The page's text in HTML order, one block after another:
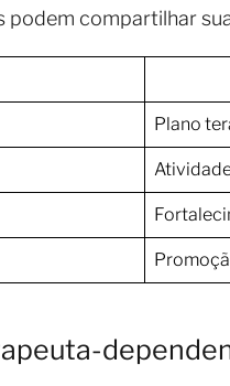
compartilhar
Plano